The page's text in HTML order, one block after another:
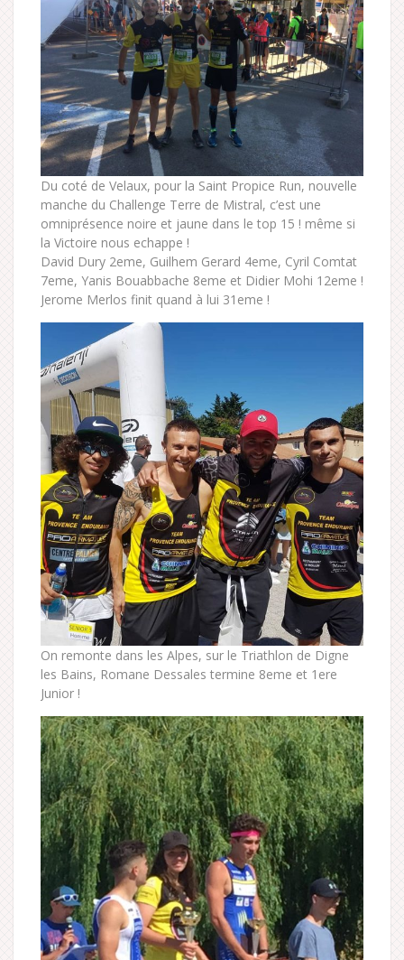
Du coté de Velaux, pour la Saint Propice Run, nouvelle
manche du Challenge Terre de Mistral, c’est une
omniprésence noire et jaune dans le top 15 ! même si
la Victoire nous echappe !
David Dury 2eme, Guilhem Gerard 4eme, Cyril Comtat
7eme, Yanis Bouabbache 8eme et Didier Mohi 12eme !
Jerome Merlos finit quand à lui 31eme !
On remonte dans les Alpes, sur le Triathlon de Digne
les Bains, Romane Dessales termine 8eme et 1ere
Junior !